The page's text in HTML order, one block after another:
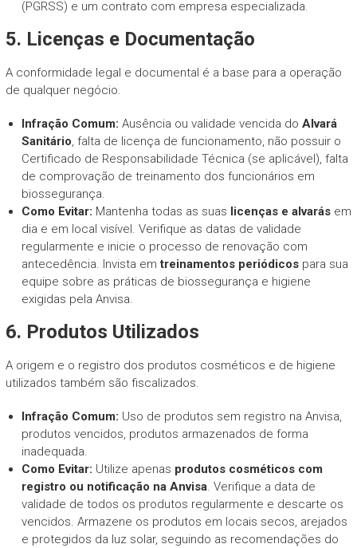
(PGRSS) e um contrato com empresa especializada.
5. Licenças e Documentação
A conformidade legal e documental é a base para a operação
de qualquer negócio.
Infração Comum: Ausência ou validade vencida do Alvará
Sanitário, falta de licença de funcionamento, não possuir o
Certificado de Responsabilidade Técnica (se aplicável), falta
de comprovação de treinamento dos funcionários em
biossegurança.
Como Evitar: Mantenha todas as suas licenças e alvarásem
dia e em local visível. Verifique as datas de validade
regularmente e inicie o processo de renovação com
antecedência. Invista emtreinamentos periódicospara sua
equipe sobre as práticas de biossegurança e higiene
exigidas pela Anvisa.
6. Produtos Utilizados
A origem e o registro dos produtos cosméticos e de higiene
utilizados também são fiscalizados.
Infração Comum: Uso de produtos sem registro na Anvisa,
produtos vencidos, produtos armazenados de forma
inadequada.
Como Evitar: Utilize apenas produtos cosméticos com
registro ou notificação na Anvisa. Verifique a data de
validade de todos os produtos regularmente e descarte os
vencidos. Armazene os produtos em locais secos, arejados
e protegidos da luz solar, seguindo as recomendações do